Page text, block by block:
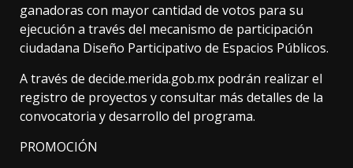
ganadoras con mayor cantidad de votos para su
ejecución a través del mecanismo de participación
ciudadana Diseño Participativo de Espacios Públicos.
A través de decide.merida.gob.mx podrán realizar el
registro de proyectos y consultar más detalles de la
convocatoria y desarrollo del programa.
PROMOCIÓN